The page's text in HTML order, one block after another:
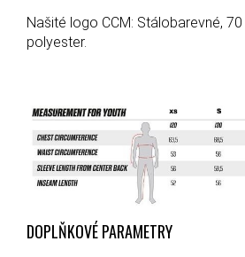
Našité logo CCM: Stálobarevné,
polyester.
DOPLŇKOVÉ PARAMETRY